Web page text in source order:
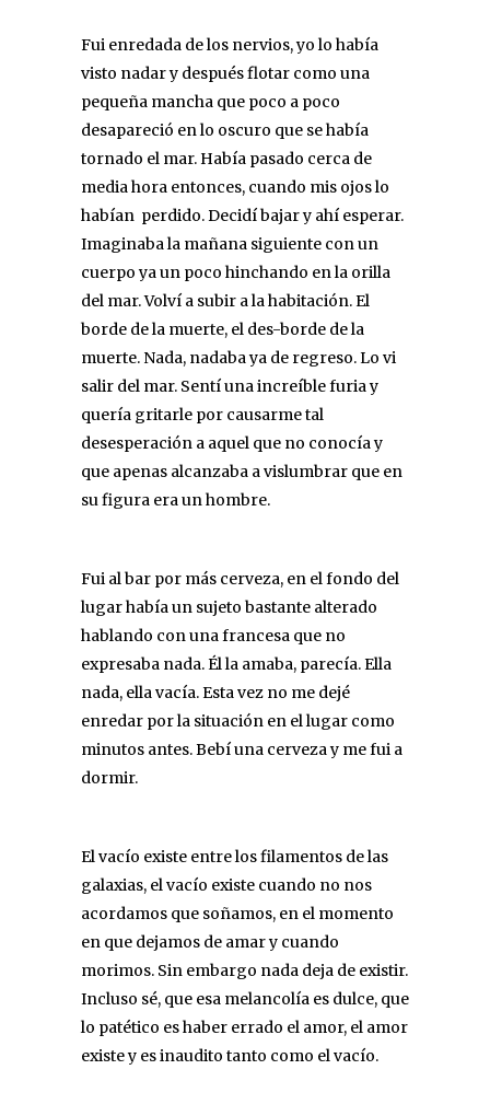
Fui enredada de los nervios, yo lo había
visto nadar y después flotar como una
pequeña mancha que poco a poco
desapareció en lo oscuro que se había
tornado el mar. Había pasado cerca de
media hora entonces, cuando mis ojos lo
habían perdido. Decidí bajar y ahí esperar.
Imaginaba la mañana siguiente con un
cuerpo ya un poco hinchando en la orilla
del mar. Volví a subir a la habitación. El
borde de la muerte, el des-borde de la
muerte. Nada, nadaba ya de regreso. Lo vi
salir del mar. Sentí una increíble furia y
quería gritarle por causarme tal
desesperación a aquel que no conocía y
que apenas alcanzaba a vislumbrar que en
su figura era un hombre.
Fui al bar por más cerveza, en el fondo del
lugar había un sujeto bastante alterado
hablando con una francesa que no
expresaba nada. Él la amaba, parecía. Ella
nada, ella vacía. Esta vez no me dejé
enredar por la situación en el lugar como
minutos antes. Bebí una cerveza y me fui a
dormir.
El vacío existe entre los filamentos de las
galaxias, el vacío existe cuando no nos
acordamos que soñamos, en el momento
en que dejamos de amar y cuando
morimos. Sin embargo nada deja de existir.
Incluso sé, que esa melancolía es dulce, que
lo patético es haber errado el amor, el amor
existe y es inaudito tanto como el vacío.